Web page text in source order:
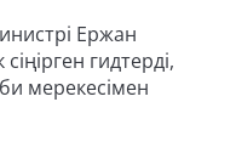
Ержан
гидтерді,
мерекесімен